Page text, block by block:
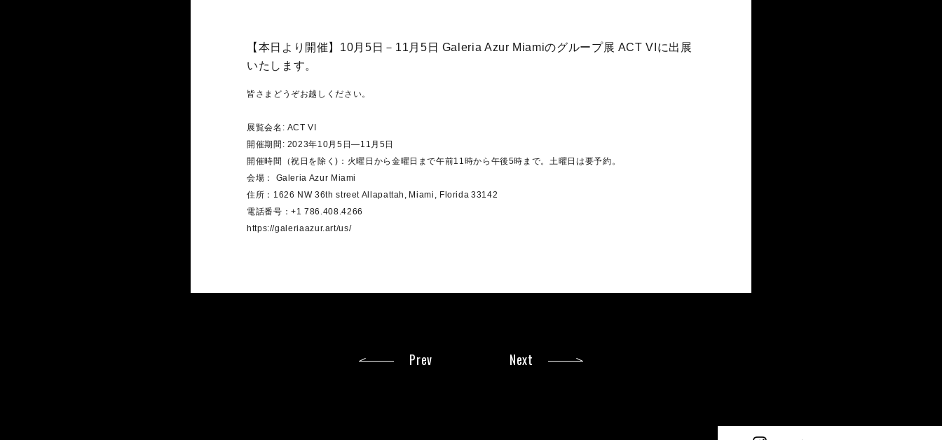
【本日より開催】10月5日－11月5日 Galeria Azur Miamiのグループ展 ACT VIに出展
いたします。
皆さまどうぞお越しください。
展覧会名: ACT VI
開催期間: 2023年10月5日―11月5日
開催時間（祝日を除く)：火曜日から金曜日まで午前11時から午後5時まで。土曜日は要予約。
会場： Galeria Azur Miami
住所：1626 NW 36th street Allapattah, Miami, Florida 33142
電話番号：+1 786.408.4266
https://galeriaazur.art/us/
Prev Next